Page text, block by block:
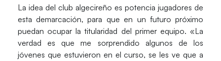
La idea del club algecireño es potencia jugadores de
esta demarcación, para que en un futuro próximo
puedan ocupar la titularidad del primer equipo. «La
verdad es que me sorprendido algunos de los
jóvenes que estuvieron en el curso, se les ve que a